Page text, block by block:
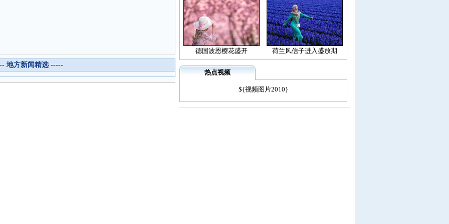
地方新闻精选 -----
德国波恩樱花盛开 荷兰风信子进入盛放期
热点视频
${视频图片2010}